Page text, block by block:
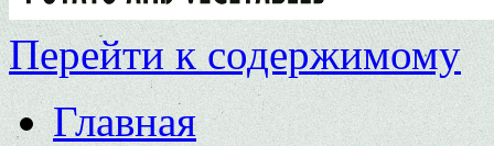
Перейти к содержимому
Главная